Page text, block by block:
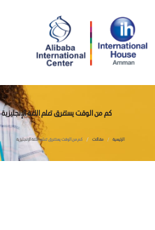
كم من الوقت يستغرق تعلم اللغة الإنجليزية
الرئيسية مقالات كم من الوقت يستغرق تعلم اللغة الإنجليزية